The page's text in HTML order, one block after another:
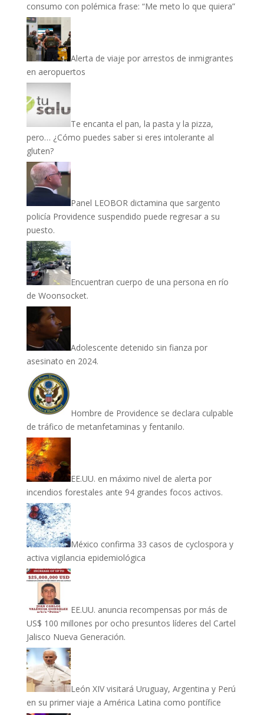
consumo con polémica frase: “Me meto lo que quiera”
Alerta de viaje por arrestos de inmigrantes
en aeropuertos
Te encanta el pan, la pasta y la pizza,
pero… ¿Cómo puedes saber si eres intolerante al
gluten?
Panel LEOBOR dictamina que sargento
policía Providence suspendido puede regresar a su
puesto.
Encuentran cuerpo de una persona en río
de Woonsocket.
Adolescente detenido sin fianza por
asesinato en 2024.
Hombre de Providence se declara culpable
de tráfico de metanfetaminas y fentanilo.
EE.UU. en máximo nivel de alerta por
incendios forestales ante 94 grandes focos activos.
México confirma 33 casos de cyclospora y
activa vigilancia epidemiológica
EE.UU. anuncia recompensas por más de
US$ 100 millones por ocho presuntos líderes del Cartel
Jalisco Nueva Generación.
León XIV visitará Uruguay, Argentina y Perú
en su primer viaje a América Latina como pontífice